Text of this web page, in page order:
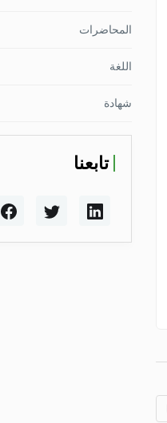
المحاضرات
اللغة
شهادة
تابعنا